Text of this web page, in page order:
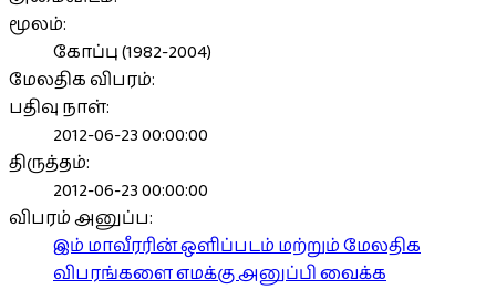
மூலம்:
கோப்பு (1982-2004)
மேலதிக விபரம்:
பதிவு நாள்:
2012-06-23 00:00:00
திருத்தம்:
2012-06-23 00:00:00
விபரம் அனுப்ப:
இம் மாவீரரின் ஒளிப்படம் மற்றும் மேலதிக
விபரங்களை எமக்கு அனுப்பி வைக்க